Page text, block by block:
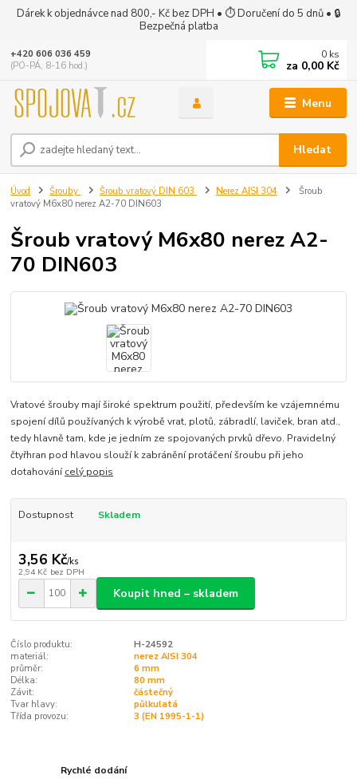
Dárek k objednávce nad 800,- Kč bez DPH • ⏱ Doručení do 5 dnů • 🔒
Bezpečná platba
Menu
Hledat
+420 606 036 459
(PO-PÁ, 8-16 hod.)
0 ks
za 0,00 Kč
Úvod Šrouby Šroub vratový DIN 603 Nerez AISI 304
Šroub
vratový M6x80 nerez A2-70 DIN603
Šroub vratový M6x80 nerez A2-
70 DIN603
Vratové šrouby mají široké spektrum použití, především ke vzájemnému
spojení dílů používaných k výrobě vrat, plotů, zábradlí, laviček, bran atd.,
tedy hlavně tam, kde je jedním ze spojovaných prvků dřevo. Pravidelný
čtyřhran pod hlavou slouží k zabránění protáčení šroubu při jeho
dotahovánícelý popis
Dostupnost Skladem
3,56 Kč/ks
2,94 Kč bez DPH
Koupit hned – skladem
Číslo produktu:
H-24592
materiál:
nerez AISI 304
průměr:
6 mm
Délka:
80 mm
Závit:
částečný
Tvar hlavy:
půlkulatá
Třída provozu:
3 (EN 1995-1-1)
Rychlé dodání